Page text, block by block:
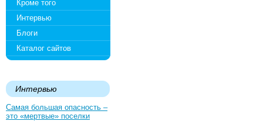
Кроме того
Интервью
Блоги
Каталог сайтов
Интервью
Самая большая опасность –
это «мертвые» поселки